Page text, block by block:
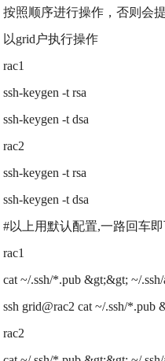
按照顺序进行操作，否则会
以grid户执行操作
rac1
ssh-keygen -t rsa
ssh-keygen -t dsa
rac2
ssh-keygen -t rsa
ssh-keygen -t dsa
#以上用默认配置,一路回车
rac1
cat ~/.ssh/*.pub &gt;&gt; ~/
ssh grid@rac2 cat ~/.ssh/*.pub
rac2